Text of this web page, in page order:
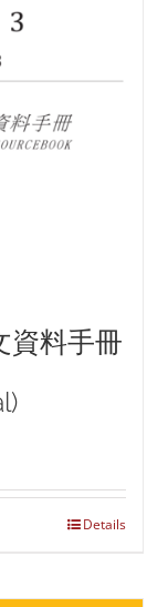
資料手冊
Details